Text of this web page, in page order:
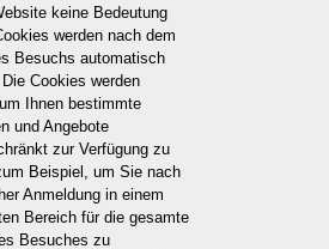
keine Bedeutung
werden nach dem
Besuchs automatisch
Cookies werden
Ihnen bestimmte
und Angebote
zur Verfügung zu
Beispiel, um Sie nach
Anmeldung in einem
Bereich für die gesamte
Besuches zu